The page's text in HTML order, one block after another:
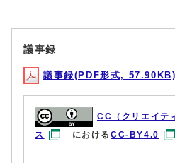
議事録
議事録(PDF形式, 57.90KB)
CC（クリエイテ
ス
におけるCC-BY4.0